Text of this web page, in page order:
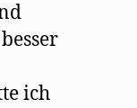
ich